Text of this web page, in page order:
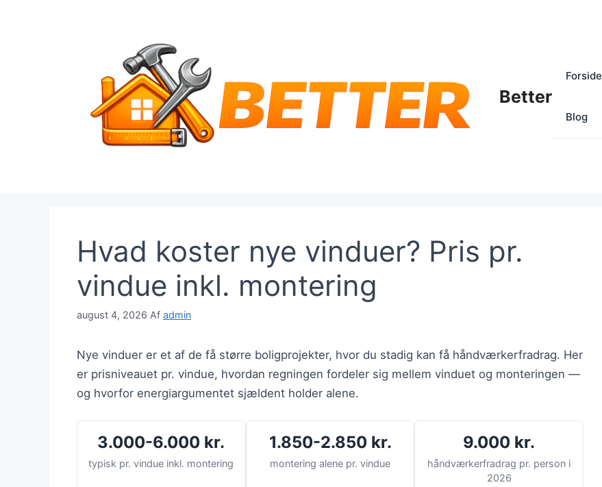
Better
Forside
Blog
Hvad koster nye vinduer? Pris pr.
vindue inkl. montering
august 4, 2026 Af admin
Nye vinduer er et af de få større boligprojekter, hvor du stadig kan få håndværkerfradrag. Her
er prisniveauet pr. vindue, hvordan regningen fordeler sig mellem vinduet og monteringen —
og hvorfor energiargumentet sjældent holder alene.
3.000-6.000 kr.
typisk pr. vindue inkl. montering
1.850-2.850 kr.
montering alene pr. vindue
9.000 kr.
håndværkerfradrag pr. person i
2026